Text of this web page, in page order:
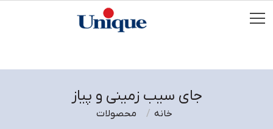
جای سیب زمینی و پیاز
محصولات خانه